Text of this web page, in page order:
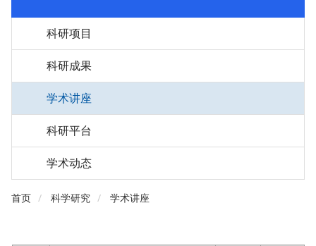
科研项目
科研成果
学术讲座
科研平台
学术动态
首页 科学研究 学术讲座